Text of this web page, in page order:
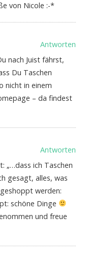
von Nicole :-*
Antworten
nach Juist fährst,
Du Taschen
nicht in einem
– da findest
Antworten
„…dass ich Taschen
gesagt, alles, was
werden:
schöne Dinge
und freue